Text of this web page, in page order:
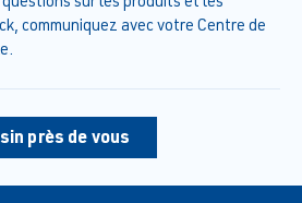
communiquez avec votre Centre de
près de vous